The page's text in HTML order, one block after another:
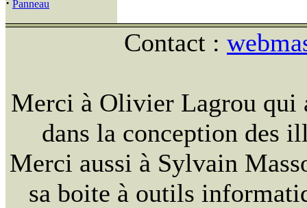
· Panneau
Contact :
Merci à Olivier Lagrou qui
dans la conception des
Merci aussi à Sylvain
sa boite à outils